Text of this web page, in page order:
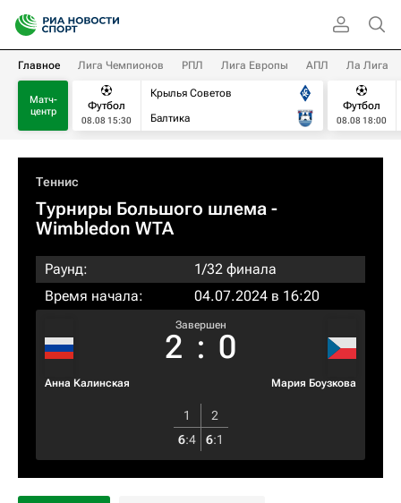
Главное Лига Чемпионов РПЛ Лига Европы АПЛ Ла Лига
Матч-
центр
Футбол
08.08 15:30
Крылья Советов
Балтика
Футбол
08.08 18:00
Теннис
Турниры Большого шлема -
Wimbledon WTA
Раунд:
1/32 финала
Время начала:
04.07.2024 в 16:20
Анна Калинская
Завершен
2 : 0
Мария Боузкова
1
2
6:4 6:1